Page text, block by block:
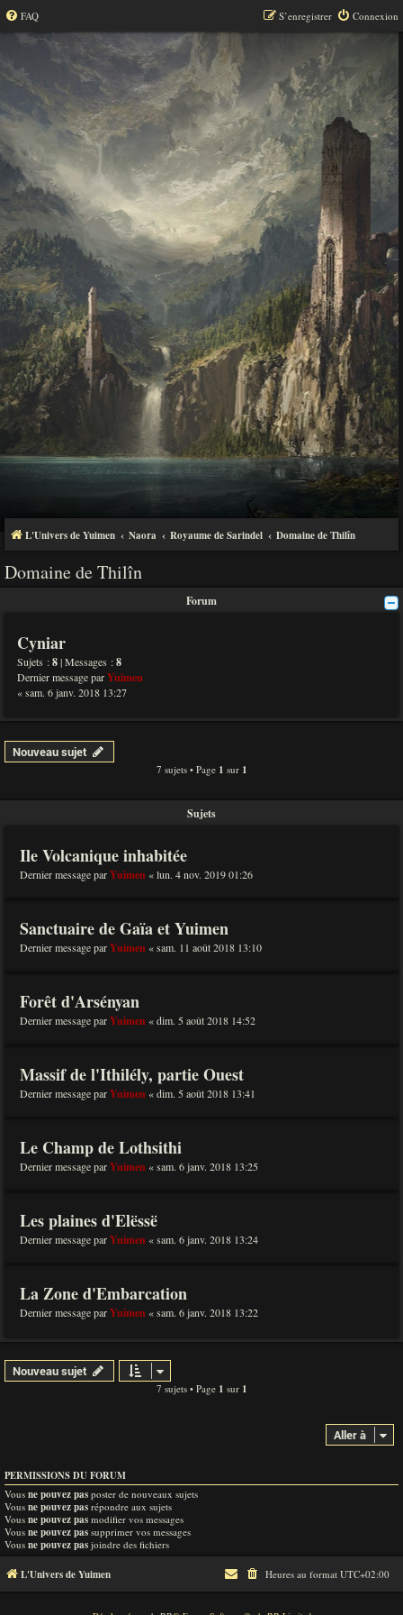
FAQ Connexion
S’enregistrer
L'Univers de Yuimen Naora Royaume de Sarindel Domaine de Thilîn
Domaine de Thilîn
Forum
Cyniar
Sujets :8| Messages :8
Dernier message parYuimen
« sam. 6 janv. 2018 13:27
Nouveau sujet
7 sujets • Page 1 sur 1
Sujets
Ile Volcanique inhabitée
Dernier message parYuimen «lun. 4 nov. 2019 01:26
Sanctuaire de Gaïa et Yuimen
Dernier message parYuimen «sam. 11 août 2018 13:10
Forêt d'Arsényan
Dernier message parYuimen «dim. 5 août 2018 14:52
Massif de l'Ithilély, partie Ouest
Dernier message parYuimen «dim. 5 août 2018 13:41
Le Champ de Lothsithi
Dernier message parYuimen «sam. 6 janv. 2018 13:25
Les plaines d'Elëssë
Dernier message parYuimen «sam. 6 janv. 2018 13:24
La Zone d'Embarcation
Dernier message parYuimen «sam. 6 janv. 2018 13:22
Nouveau sujet
7 sujets • Page 1 sur 1
Aller à
PERMISSIONS DU FORUM
Vous ne pouvez pas poster de nouveaux sujets
Vous ne pouvez pas répondre aux sujets
Vous ne pouvez pas modifier vos messages
Vous ne pouvez pas supprimer vos messages
Vous ne pouvez pas joindre des fichiers
L'Univers de Yuimen Heures au format UTC+02:00